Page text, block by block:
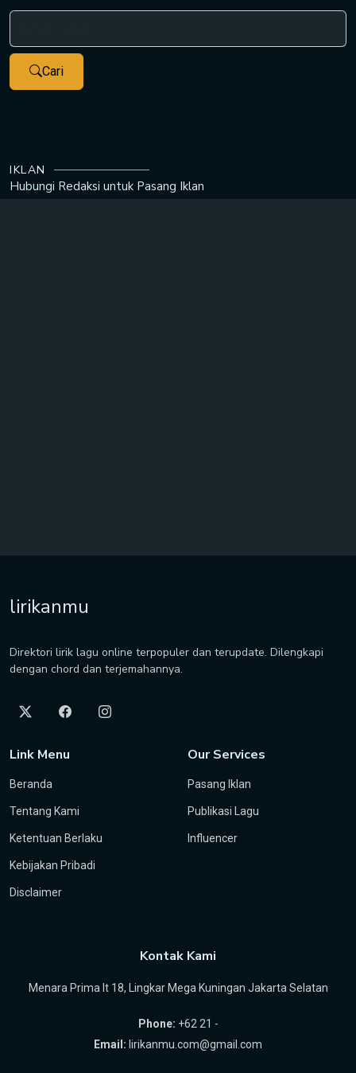
Cari
IKLAN
Hubungi Redaksi untuk Pasang Iklan
lirikanmu
Direktori lirik lagu online terpopuler dan terupdate. Dilengkapi
dengan chord dan terjemahannya.
Link Menu
Beranda
Tentang Kami
Ketentuan Berlaku
Kebijakan Pribadi
Disclaimer
Our Services
Pasang Iklan
Publikasi Lagu
Influencer
Kontak Kami
Menara Prima lt 18, Lingkar Mega Kuningan Jakarta Selatan
Phone: +62 21 -
Email: lirikanmu.com@gmail.com